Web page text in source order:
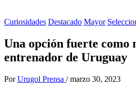
Curiosidades Destacado Mayor
Una opción fuerte como
entrenador de Uruguay
Por Urugol Prensa / marzo 30, 2023